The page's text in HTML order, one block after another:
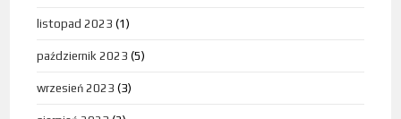
listopad 2023 (1)
październik 2023 (5)
wrzesień 2023 (3)